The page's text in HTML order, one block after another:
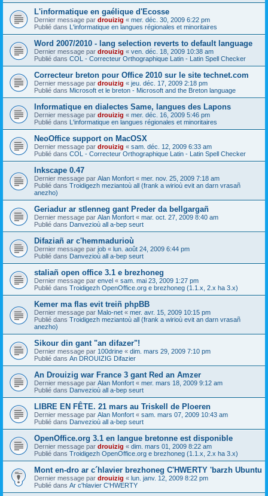
L'informatique en gaélique d'Ecosse
Dernier message par drouizig « mer. déc. 30, 2009 6:22 pm
Publié dans L'informatique en langues régionales et minoritaires
Word 2007/2010 - lang selection reverts to default language
Dernier message par drouizig « ven. déc. 18, 2009 10:38 am
Publié dans COL - Correcteur Orthographique Latin - Latin Spell Checker
Correcteur breton pour Office 2010 sur le site technet.com
Dernier message par drouizig « jeu. déc. 17, 2009 2:18 pm
Publié dans Microsoft et le breton - Microsoft and the Breton language
Informatique en dialectes Same, langues des Lapons
Dernier message par drouizig « mer. déc. 16, 2009 5:46 pm
Publié dans L'informatique en langues régionales et minoritaires
NeoOffice support on MacOSX
Dernier message par drouizig « sam. déc. 12, 2009 6:33 am
Publié dans COL - Correcteur Orthographique Latin - Latin Spell Checker
Inkscape 0.47
Dernier message par Alan Monfort « mer. nov. 25, 2009 7:18 am
Publié dans Troidigezh meziantoù all (frank a wirioù evit an darn vrasañ
anezho)
Geriadur ar stlenneg gant Preder da bellgargañ
Dernier message par Alan Monfort « mar. oct. 27, 2009 8:40 am
Publié dans Danvezioù all a-bep seurt
Difaziañ ar c'hemmadurioù
Dernier message par job « lun. août 24, 2009 6:44 pm
Publié dans Danvezioù all a-bep seurt
staliañ open office 3.1 e brezhoneg
Dernier message par envel « sam. mai 23, 2009 1:27 pm
Publié dans Troidigezh OpenOffice.org e brezhoneg (1.1.x, 2.x ha 3.x)
Kemer ma flas evit treiñ phpBB
Dernier message par Malo-net « mer. avr. 15, 2009 10:15 pm
Publié dans Troidigezh meziantoù all (frank a wirioù evit an darn vrasañ
anezho)
Sikour din gant "an difazer"!
Dernier message par 100drine « dim. mars 29, 2009 7:10 pm
Publié dans An DROUIZIG Difazier
An Drouizig war France 3 gant Red an Amzer
Dernier message par Alan Monfort « mer. mars 18, 2009 9:12 am
Publié dans Danvezioù all a-bep seurt
LIBRE EN FÊTE. 21 mars au Triskell de Ploeren
Dernier message par Alan Monfort « sam. mars 07, 2009 10:43 am
Publié dans Danvezioù all a-bep seurt
OpenOffice.org 3.1 en langue bretonne est disponible
Dernier message par drouizig « dim. mars 01, 2009 8:22 am
Publié dans Troidigezh OpenOffice.org e brezhoneg (1.1.x, 2.x ha 3.x)
Mont en-dro ar c´hlavier brezhoneg C'HWERTY 'barzh Ubuntu
Dernier message par drouizig « lun. janv. 12, 2009 8:22 pm
Publié dans Ar c'hlavier C'HWERTY